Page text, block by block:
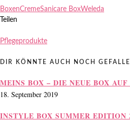
BoxenCremeSanicare BoxWeleda
Teilen
Pflegeprodukte
DIR KÖNNTE AUCH NOCH
MEINS BOX – DIE NEUE BOX
18. September 2019
INSTYLE BOX SUMMER EDITION